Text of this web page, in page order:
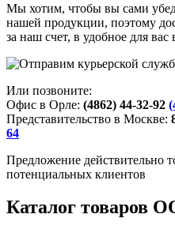
Мы хотим, чтобы вы сами
нашей продукции, поэтому
за наш счет, в удобное для вас
Или позвоните:
Офис в Орле: (4862) 44-32-92
Представительство в Москве:
64
Предложение действительно
потенциальных клиентов
Каталог товаров